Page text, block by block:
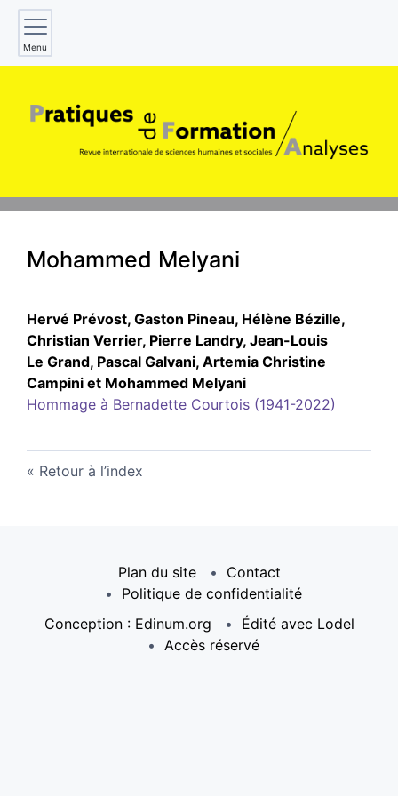
Menu
Mohammed Melyani
Hervé Prévost, Gaston Pineau, Hélène Bézille,
Christian Verrier, Pierre Landry, Jean-Louis
Le Grand, Pascal Galvani, Artemia Christine
Campini et Mohammed Melyani
Hommage à Bernadette Courtois (1941-2022)
Retour à l’index
Plan du site
Contact
Politique de confidentialité
Conception : Edinum.org
Édité avec Lodel
Accès réservé